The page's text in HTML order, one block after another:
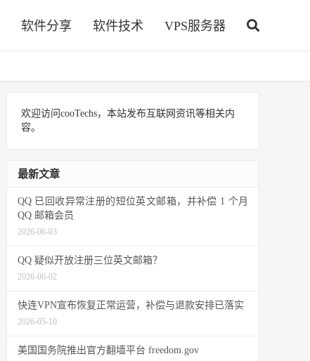
软件分享 软件技术 VPS服务器
欢迎访问cooTechs，本站发布互联网资讯等相关内
容。
最新文章
QQ 已回收异常注册的短位英文邮箱，并补偿 1 个月
QQ 邮箱会员
2026-06-03
QQ 疑似开放注册三位英文邮箱？
2026-06-02
快连VPN宣布恢复正常运营，补偿与退款安排已落实
2026-05-10
美国国务院推出官方翻墙平台 freedom.gov